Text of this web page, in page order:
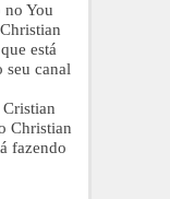
You
está
seu canal
Christian
fazendo